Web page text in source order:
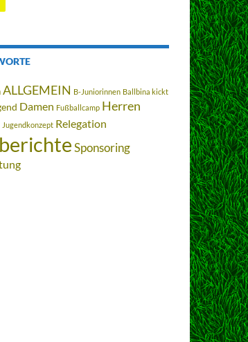
ALLGEMEIN B-Juniorinnen Ballbina kickt
Damen Fußballcamp Herren
Jugendkonzept Relegation
Sponsoring